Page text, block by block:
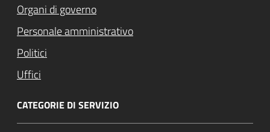
Organi di governo
Personale amministrativo
Politici
Uffici
CATEGORIE DI SERVIZIO